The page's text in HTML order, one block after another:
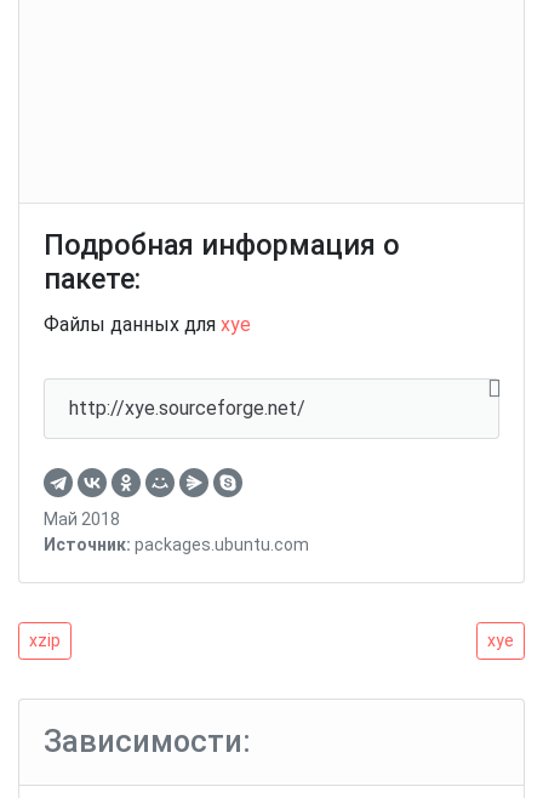
Подробная информация о
пакете:
Файлы данных для xye
http://xye.sourceforge.net/
Май 2018
Источник: packages.ubuntu.com
Навигация
записям
xzip
xzip xye
xye
Зависимости: